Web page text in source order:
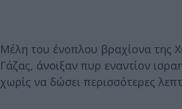
Μέλη του ένοπλου βραχίονα της
Γάζας, άνοιξαν πυρ εναντίον
χωρίς να δώσει περισσότερες